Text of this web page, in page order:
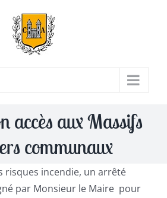
accès aux Massifs
communaux
risques incendie, un arrêté
par Monsieur le Maire pour